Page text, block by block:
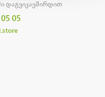
დაგვიკავშირდით
05